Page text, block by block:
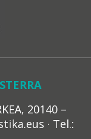
20140 –
· Tel.: